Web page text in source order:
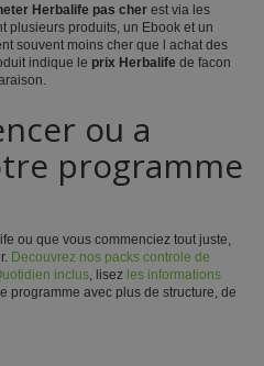
Herbalife pas cherest via les
plusieurs produits, un Ebook et un
souvent moins cher que l achat des
indique le prix Herbalife de facon
ou a
programme
ou que vous commenciez tout juste,
Decouvrez nos packs controle de
inclus, lisez les informations
programme avec plus de structure, de